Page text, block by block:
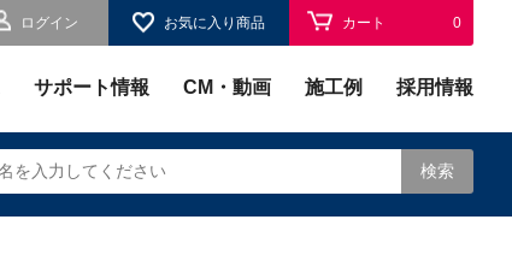
ログイン お気に入り商品 カート 0
サポート情報 CM・動画 施工例 採用情報
検索